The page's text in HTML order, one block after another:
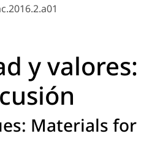
y valores:
Materials for